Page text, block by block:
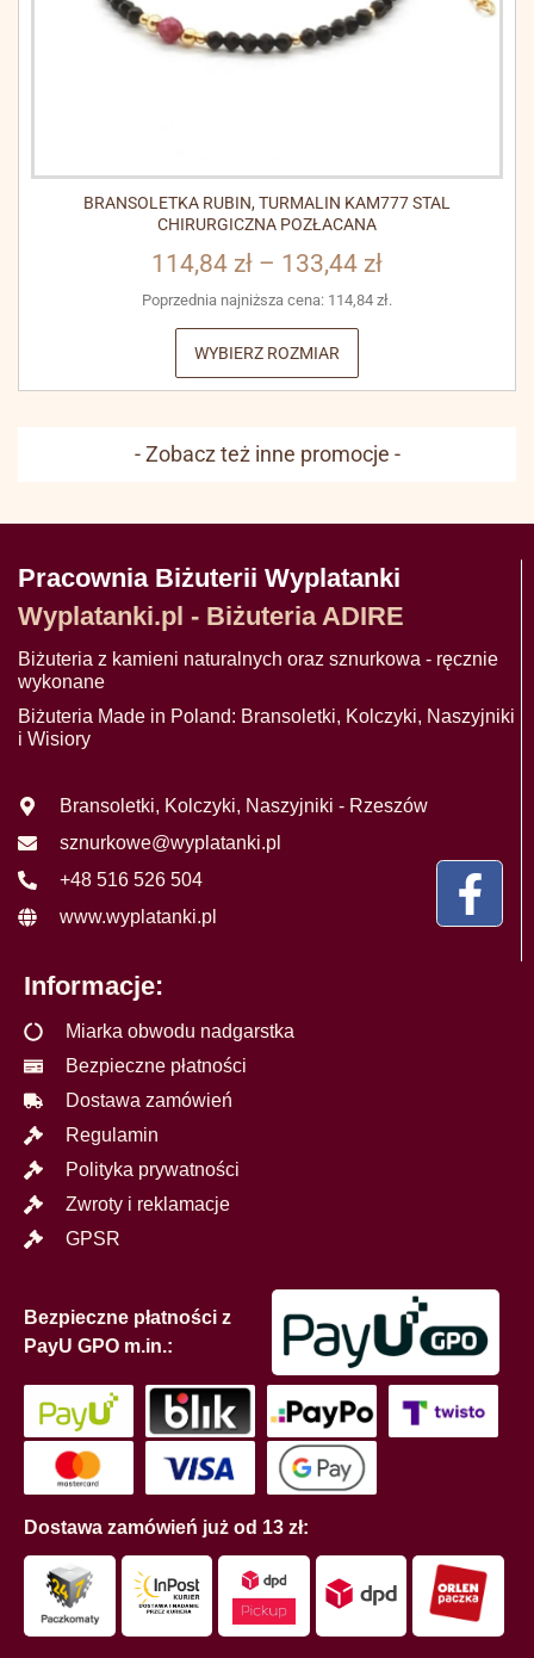
BRANSOLETKA RUBIN, TURMALIN KAM777 STAL
CHIRURGICZNA POZŁACANA
114,84 zł – 133,44 zł
Poprzednia najniższa cena: 114,84 zł.
WYBIERZ ROZMIAR
- Zobacz też inne promocje -
Pracownia Biżuterii Wyplatanki
Wyplatanki.pl - Biżuteria ADIRE
Biżuteria z kamieni naturalnych oraz sznurkowa - ręcznie
wykonane
Biżuteria Made in Poland: Bransoletki, Kolczyki, Naszyjniki
i Wisiory
Bransoletki, Kolczyki, Naszyjniki - Rzeszów
sznurkowe@wyplatanki.pl
+48 516 526 504
www.wyplatanki.pl
Informacje:
Miarka obwodu nadgarstka
Bezpieczne płatności
Dostawa zamówień
Regulamin
Polityka prywatności
Zwroty i reklamacje
GPSR
Bezpieczne płatności z
PayU GPO m.in.:
Dostawa zamówień już od 13 zł: